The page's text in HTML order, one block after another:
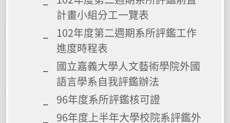
計畫小組分工一覽表
102年度第二週期系所評鑑工作
進度時程表
國立嘉義大學人文藝術學院外國
語言學系自我評鑑辦法
96年度系所評鑑核可證
96年度上半年大學校院系評鑑外